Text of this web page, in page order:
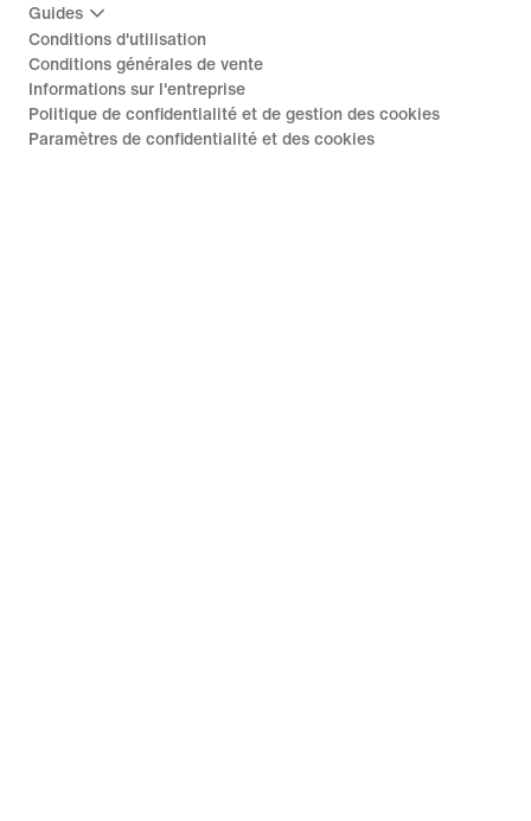
Guides
Conditions d'utilisation
Conditions générales de vente
Informations sur l'entreprise
Politique de confidentialité et de gestion des cookies
Paramètres de confidentialité et des cookies